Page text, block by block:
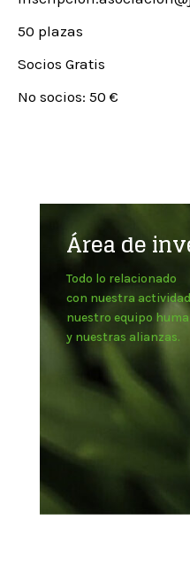
50 plazas
Socios Gratis
No socios: 50 €
Área de
Todo lo relacionado
con nuestra
nuestro equipo
y nuestras alianzas.